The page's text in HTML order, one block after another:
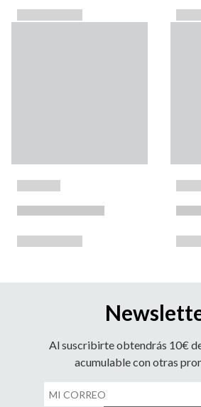
Al suscribirte obtendrás 10€
acumulable con otras